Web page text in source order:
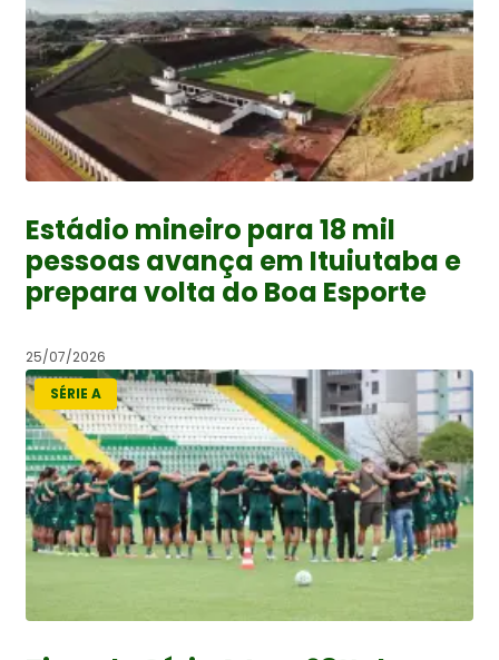
Estádio mineiro para 18 mil
pessoas avança em Ituiutaba e
prepara volta do Boa Esporte
25/07/2026
SÉRIE A